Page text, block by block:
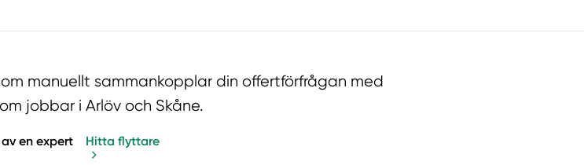
manuellt sammankopplar din offertförfrågan med
jobbar i Arlöv och Skåne.
en expert Hitta flyttare